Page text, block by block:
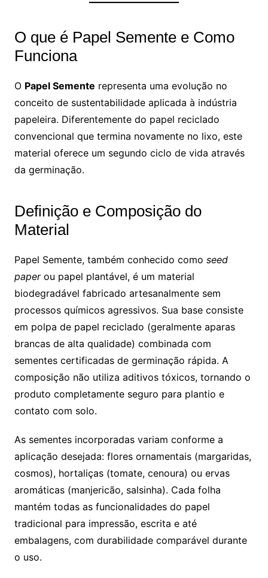
O que é Papel Semente e Como
Funciona
O Papel Semente representa uma evolução no
conceito de sustentabilidade aplicada à indústria
papeleira. Diferentemente do papel reciclado
convencional que termina novamente no lixo, este
material oferece um segundo ciclo de vida através
da germinação.
Definição e Composição do
Material
Papel Semente, também conhecido como seed
paperou papel plantável, é um material
biodegradável fabricado artesanalmente sem
processos químicos agressivos. Sua base consiste
em polpa de papel reciclado (geralmente aparas
brancas de alta qualidade) combinada com
sementes certificadas de germinação rápida. A
composição não utiliza aditivos tóxicos, tornando o
produto completamente seguro para plantio e
contato com solo.
As sementes incorporadas variam conforme a
aplicação desejada: flores ornamentais (margaridas,
cosmos), hortaliças (tomate, cenoura) ou ervas
aromáticas (manjericão, salsinha). Cada folha
mantém todas as funcionalidades do papel
tradicional para impressão, escrita e até
embalagens, com durabilidade comparável durante
o uso.